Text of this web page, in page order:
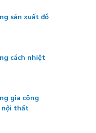
sản xuất đồ
cách nhiệt
gia công
nội thất